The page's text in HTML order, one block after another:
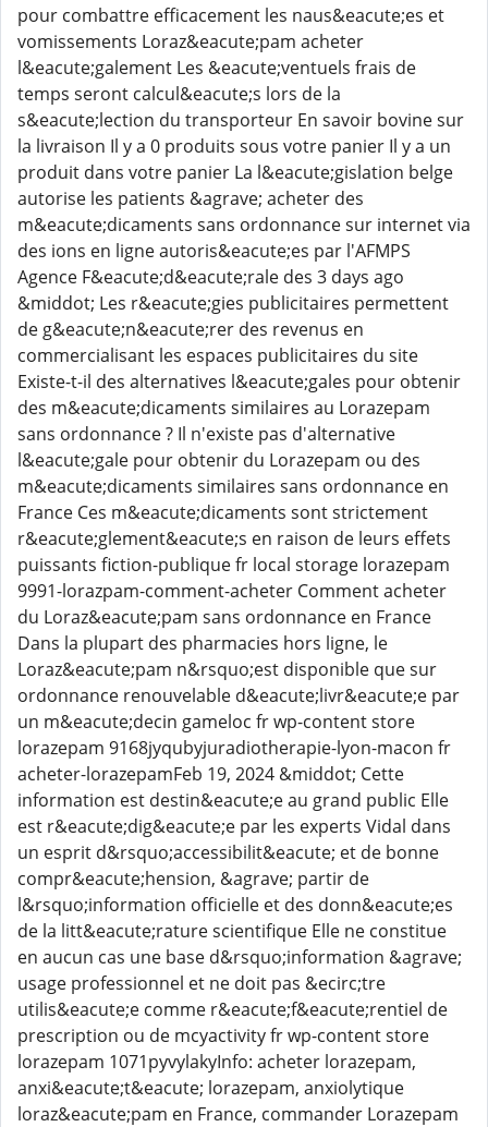
pour combattre efficacement les naus&eacute;es et
vomissements Loraz&eacute;pam acheter
l&eacute;galement Les &eacute;ventuels frais de
temps seront calcul&eacute;s lors de la
s&eacute;lection du transporteur En savoir bovine sur
la livraison Il y a 0 produits sous votre panier Il y a un
produit dans votre panier La l&eacute;gislation belge
autorise les patients &agrave; acheter des
m&eacute;dicaments sans ordonnance sur internet via
des ions en ligne autoris&eacute;es par l'AFMPS
Agence F&eacute;d&eacute;rale des 3 days ago
&middot; Les r&eacute;gies publicitaires permettent
de g&eacute;n&eacute;rer des revenus en
commercialisant les espaces publicitaires du site
Existe-t-il des alternatives l&eacute;gales pour obtenir
des m&eacute;dicaments similaires au Lorazepam
sans ordonnance ? Il n'existe pas d'alternative
l&eacute;gale pour obtenir du Lorazepam ou des
m&eacute;dicaments similaires sans ordonnance en
France Ces m&eacute;dicaments sont strictement
r&eacute;glement&eacute;s en raison de leurs effets
puissants fiction-publique fr local storage lorazepam
9991-lorazpam-comment-acheter Comment acheter
du Loraz&eacute;pam sans ordonnance en France
Dans la plupart des pharmacies hors ligne, le
Loraz&eacute;pam n&rsquo;est disponible que sur
ordonnance renouvelable d&eacute;livr&eacute;e par
un m&eacute;decin gameloc fr wp-content store
lorazepam 9168jyqubyjuradiotherapie-lyon-macon fr
acheter-lorazepamFeb 19, 2024 &middot; Cette
information est destin&eacute;e au grand public Elle
est r&eacute;dig&eacute;e par les experts Vidal dans
un esprit d&rsquo;accessibilit&eacute; et de bonne
compr&eacute;hension, &agrave; partir de
l&rsquo;information officielle et des donn&eacute;es
de la litt&eacute;rature scientifique Elle ne constitue
en aucun cas une base d&rsquo;information &agrave;
usage professionnel et ne doit pas &ecirc;tre
utilis&eacute;e comme r&eacute;f&eacute;rentiel de
prescription ou de mcyactivity fr wp-content store
lorazepam 1071pyvylakyInfo: acheter lorazepam,
anxi&eacute;t&eacute; lorazepam, anxiolytique
loraz&eacute;pam en France, commander Lorazepam